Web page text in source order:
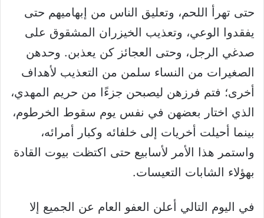
حتى تهرأ اللحم، وتعليق الناس من إبهاميهم حتى
يفقدوا الوعي، وتعذيب الخيزران المشقوق على
صدغي الرجل، وحتى العجائز كن يعذبن. وحدهن
الصغيرات من النساء سلمن من التعذيب لأهداف
أخرى؛ فتم فرزهن ليصبحن جزءًا من حريم المهدي،
الذي اختار بعضهن في نفس يوم سقوط الخرطوم،
بينما أحيلت أخريات إلى خلفائه وكبار أمرائه،
واستمر هذا الأمر لأسابيع حتى اكتظت بيوت القادة
بهؤلاء الشابات التعيسات.
في اليوم التالي أعلن العفو العام عن الجميع إلا